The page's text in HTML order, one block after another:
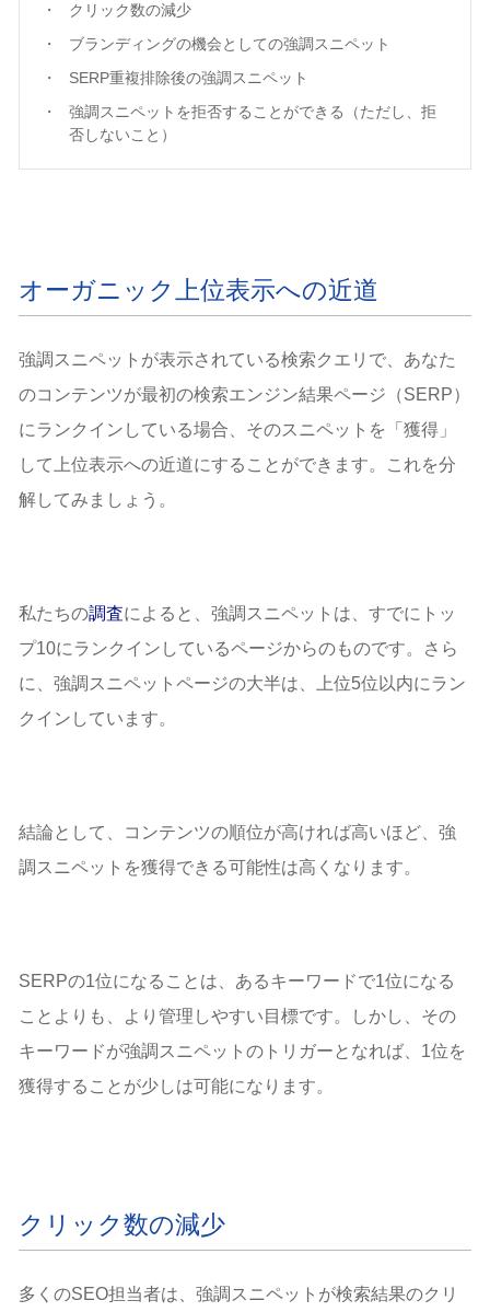
クリック数の減少
ブランディングの機会としての強調スニペット
SERP重複排除後の強調スニペット
強調スニペットを拒否することができる（ただし、拒
否しないこと）
オーガニック上位表示への近道
強調スニペットが表示されている検索クエリで、あなた
のコンテンツが最初の検索エンジン結果ページ（SERP）
にランクインしている場合、そのスニペットを「獲得」
して上位表示への近道にすることができます。これを分
解してみましょう。
私たちの調査によると、強調スニペットは、すでにトッ
プ10にランクインしているページからのものです。さら
に、強調スニペットページの大半は、上位5位以内にラン
クインしています。
結論として、コンテンツの順位が高ければ高いほど、強
調スニペットを獲得できる可能性は高くなります。
SERPの1位になることは、あるキーワードで1位になる
ことよりも、より管理しやすい目標です。しかし、その
キーワードが強調スニペットのトリガーとなれば、1位を
獲得することが少しは可能になります。
クリック数の減少
多くのSEO担当者は、強調スニペットが検索結果のクリ